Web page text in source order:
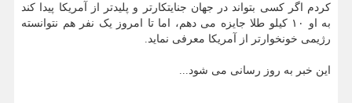
کردم اگر کسی بتواند در جهان جنایتکارتر و پلیدتر از آمریکا پیدا کند
به او ۱۰ کیلو طلا جایزه می دهم، اما تا امروز یک نفر هم نتوانسته
رژیمی خونخوارتر از آمریکا معرفی نماید.
این خبر به روز رسانی می شود...